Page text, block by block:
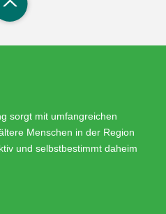
sorgt mit umfangreichen
Menschen in der Region
und selbstbestimmt daheim